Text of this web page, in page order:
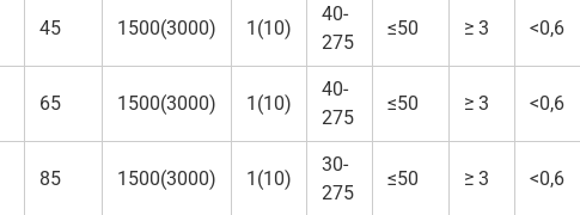
45 1500(3000) 1(10)
40-
275
≤50 ≥ 3 <0,6
65 1500(3000) 1(10)
40-
275
≤50 ≥ 3 <0,6
85 1500(3000) 1(10)
30-
275
≤50 ≥ 3 <0,6